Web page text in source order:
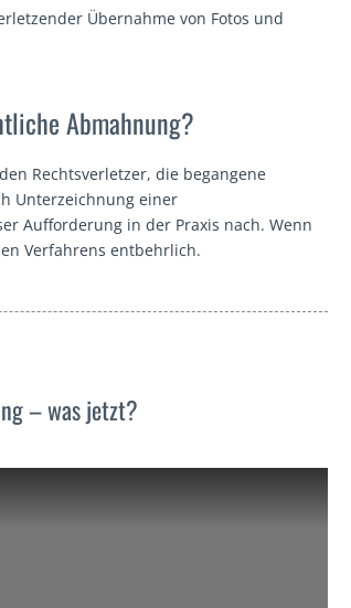
Übernahme von Fotos und
Abmahnung?
Rechtsverletzer, die begangene
Unterzeichnung einer
Aufforderung in der Praxis nach. Wenn
Verfahrens entbehrlich.
– was jetzt?